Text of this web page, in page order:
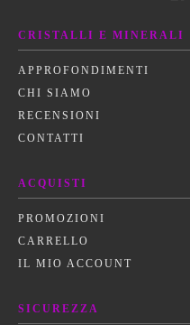
CRISTALLI E MINERALI
APPROFONDIMENTI
CHI SIAMO
RECENSIONI
CONTATTI
ACQUISTI
PROMOZIONI
CARRELLO
IL MIO ACCOUNT
SICUREZZA